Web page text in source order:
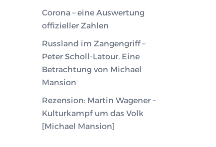
Corona – eine Auswertung
offizieller Zahlen
Russland im Zangengriff –
Peter Scholl-Latour. Eine
Betrachtung von Michael
Mansion
Rezension: Martin Wagener –
Kulturkampf um das Volk
[Michael Mansion]